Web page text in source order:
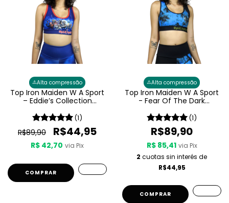
⚠️Alta compressão
Top Iron Maiden W A Sport
– Eddie’s Collection
(1)
R$89,90 R$44,95
R$ 42,70 via Pix
COMPRAR
⚠️Alta compressão
Top Iron Maiden W A Sport
- Fear Of The Dark
(1)
R$89,90
R$ 85,41 via Pix
2 cuotas sin interés de
R$44,95
COMPRAR